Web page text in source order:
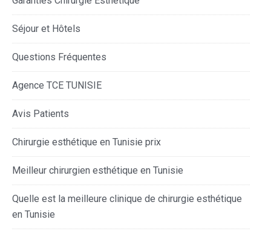
Séjour et Hôtels
Questions Fréquentes
Agence TCE TUNISIE
Avis Patients
Chirurgie esthétique en Tunisie prix
Meilleur chirurgien esthétique en Tunisie
Quelle est la meilleure clinique de chirurgie esthétique
en Tunisie